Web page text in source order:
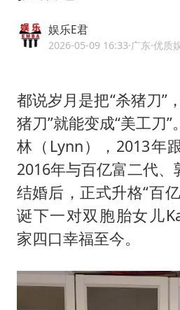
情侣平
老挝国
娱乐E君
2026-05-09 16:33·广东·优质
都说岁月是把“杀猪刀”
猪刀”就能变成“美工刀
林 （Lynn），2013年
2016年与百亿富二代
结婚后，正式升格“百
诞下一对双胞胎女儿
家四口幸福至今。